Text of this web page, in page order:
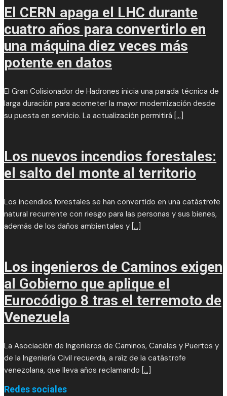
El CERN apaga el LHC durante
cuatro años para convertirlo en
una máquina diez veces más
potente en datos
El Gran Colisionador de Hadrones inicia una parada técnica de
larga duración para acometer la mayor modernización desde
su puesta en servicio. La actualización permitirá [...]
Los nuevos incendios forestales:
el salto del monte al territorio
Los incendios forestales se han convertido en una catástrofe
natural recurrente con riesgo para las personas y sus bienes,
además de los daños ambientales y [...]
Los ingenieros de Caminos exigen
al Gobierno que aplique el
Eurocódigo 8 tras el terremoto de
Venezuela
La Asociación de Ingenieros de Caminos, Canales y Puertos y
de la Ingeniería Civil recuerda, a raíz de la catástrofe
venezolana, que lleva años reclamando [...]
Redes sociales